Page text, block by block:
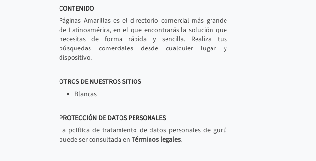
CONTENIDO
Páginas Amarillas es el directorio comercial más grande
de Latinoamérica, en el que encontrarás la solución que
necesitas de forma rápida y sencilla. Realiza tus
búsquedas comerciales desde cualquier lugar y
dispositivo.
OTROS DE NUESTROS SITIOS
Blancas
PROTECCIÓN DE DATOS PERSONALES
La política de tratamiento de datos personales de gurú
puede ser consultada en Términos legales.